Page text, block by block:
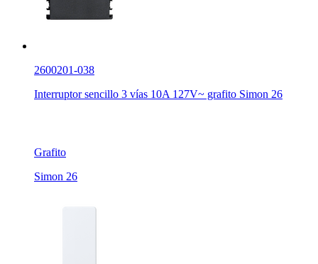
2600201-038
Interruptor sencillo 3 vías 10A 127V~ grafito Simon 26
Grafito
Simon 26